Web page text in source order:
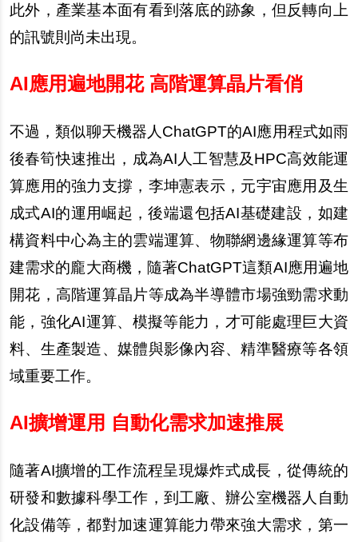
此外，產業基本面有看到落底的跡象，但反轉向上
的訊號則尚未出現。
AI應用遍地開花 高階運算晶片看俏
不過，類似聊天機器人ChatGPT的AI應用程式如雨
後春筍快速推出，成為AI人工智慧及HPC高效能運
算應用的強力支撐，李坤憲表示，元宇宙應用及生
成式AI的運用崛起，後端還包括AI基礎建設，如建
構資料中心為主的雲端運算、物聯網邊緣運算等布
建需求的龐大商機，隨著ChatGPT這類AI應用遍地
開花，高階運算晶片等成為半導體市場強勁需求動
能，強化AI運算、模擬等能力，才可能處理巨大資
料、生產製造、媒體與影像內容、精準醫療等各領
域重要工作。
AI擴增運用 自動化需求加速推展
隨著AI擴增的工作流程呈現爆炸式成長，從傳統的
研發和數據科學工作，到工廠、辦公室機器人自動
化設備等，都對加速運算能力帶來強大需求，第一